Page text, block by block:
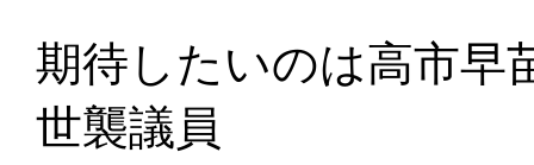
期待したいのは高市早
世襲議員